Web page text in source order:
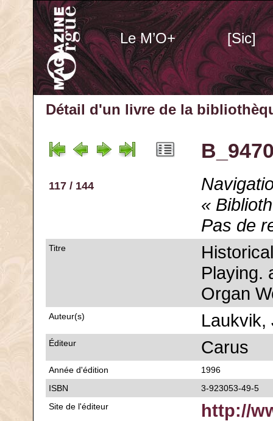
Le M’O+ [Sic]
Détail d'un livre de la
117 / 144
«
Pas de
Titre
Playing.
Organ
Auteur(s) Laukvik,
Éditeur Carus
Année d'édition
1996
ISBN
3-923053-49-5
Site de l'éditeur
http://